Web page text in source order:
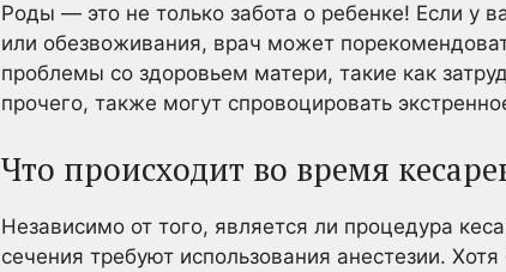
Роды — это не только забота о ребенке! Если у
или обезвоживания, врач может
проблемы со здоровьем матери, такие как
прочего, также могут спровоцировать
Что происходит во время
Независимо от того, является ли процедура
сечения требуют использования анестезии.